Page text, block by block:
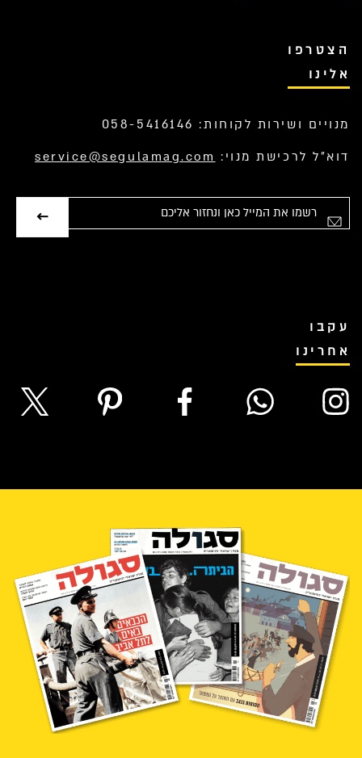
הצטרפו
אלינו
מנויים ושירות לקוחות: 058-5416146
דוא”ל לרכישת מנוי: service@segulamag.com
עקבו
אחרינו